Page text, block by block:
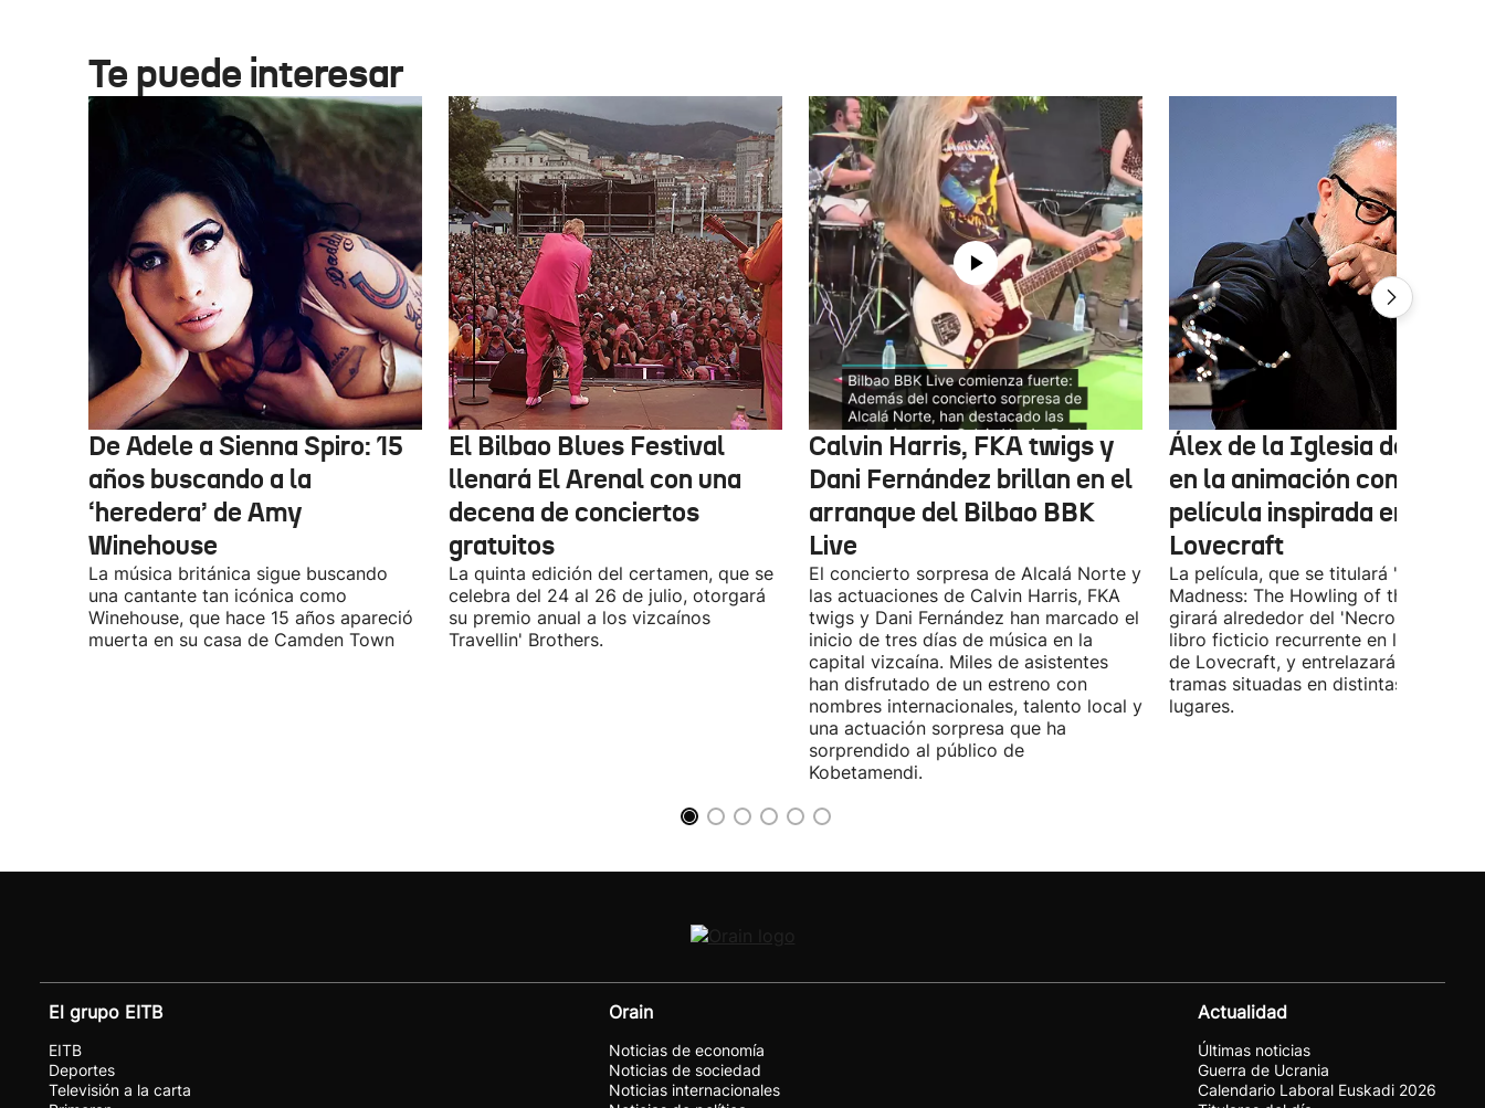
Te puede interesar
De Adele a Sienna Spiro: 15
años buscando a la
‘heredera’ de Amy
Winehouse
La música británica sigue buscando
una cantante tan icónica como
Winehouse, que hace 15 años apareció
muerta en su casa de Camden Town
El Bilbao Blues Festival
llenará El Arenal con una
decena de conciertos
gratuitos
La quinta edición del certamen, que se
celebra del 24 al 26 de julio, otorgará
su premio anual a los vizcaínos
Travellin' Brothers.
Calvin Harris, FKA twigs y
Dani Fernández brillan en el
arranque del Bilbao BBK
Live
El concierto sorpresa de Alcalá Norte y
las actuaciones de Calvin Harris, FKA
twigs y Dani Fernández han marcado el
inicio de tres días de música en la
capital vizcaína. Miles de asistentes
han disfrutado de un estreno con
nombres internacionales, talento local y
una actuación sorpresa que ha
sorprendido al público de
Kobetamendi.
Álex de la Iglesia debutará
en la animación con una
película inspirada en
Lovecraft
La película, que se titulará 'Ages of
Madness: The Howling of the Jinn',
girará alrededor del 'Necronomicón',
libro ficticio recurrente en los relatos
de Lovecraft, y entrelazará varias
tramas situadas en distintas épocas y
lugares.
El grupo EITB
EITB
Deportes
Televisión a la carta
Orain
Noticias de economía
Noticias de sociedad
Noticias internacionales
Actualidad
Últimas noticias
Guerra de Ucrania
Calendario Laboral Euskadi 2026